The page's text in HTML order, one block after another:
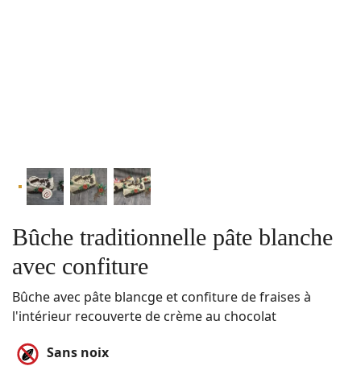
Bûche traditionnelle pâte blanche
avec confiture
Bûche avec pâte blancge et confiture de fraises à
l'intérieur recouverte de crème au chocolat
Sans noix